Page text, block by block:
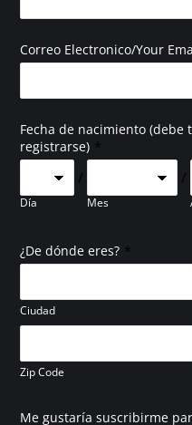
Correo Electronico/Your
Fecha de nacimiento (debe
registrarse) *
Día
/
Mes
/
¿De dónde eres? *
Ciudad
Zip Code
Me gustaría suscribirme